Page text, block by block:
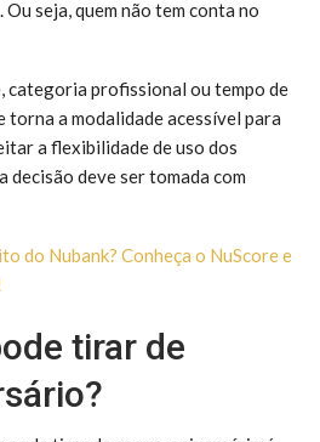
seja, quem não tem conta no
categoria profissional ou tempo de
torna a modalidade acessível para
a flexibilidade de uso dos
decisão deve ser tomada com
do Nubank? Conheça o NuScore e
tirar de